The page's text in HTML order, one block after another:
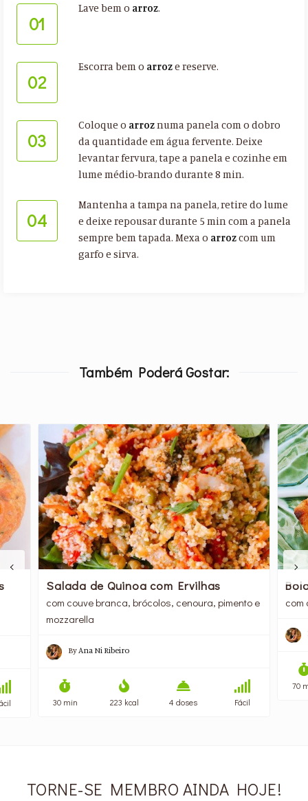
01
Lave bem o arroz.
02
Escorra bem o arroze reserve.
03
Coloque o arroznuma panela com o dobro
da quantidade em água fervente. Deixe
levantar fervura, tape a panela e cozinhe em
lume médio-brando durante 8 min.
04
Mantenha a tampa na panela, retire do lume
e deixe repousar durante 5 min com a panela
sempre bem tapada. Mexa o arrozcom um
garfo e sirva.
Também Poderá Gostar:
Salada de Quinoa com Ervilhas
com couve branca, brócolos, cenoura, pimento e
mozzarella
By Ana Ni Ribeiro
30 min 223 kcal 4 doses Fácil
com
70
TORNE-SE MEMBRO AINDA HOJE!